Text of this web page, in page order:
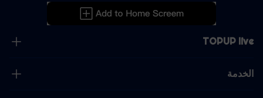
TOPUP live
الخدمة